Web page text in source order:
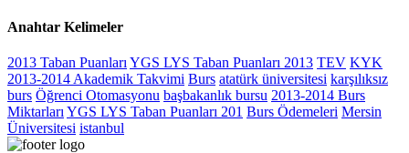
Anahtar Kelimeler
2013 Taban Puanları YGS LYS Taban Puanları 2013 TEV KYK
2013-2014 Akademik Takvimi Burs atatürk üniversitesi karşılıksız
burs Öğrenci Otomasyonu başbakanlık bursu 2013-2014 Burs
Miktarları YGS LYS Taban Puanları 201 Burs Ödemeleri Mersin
Üniversitesi istanbul